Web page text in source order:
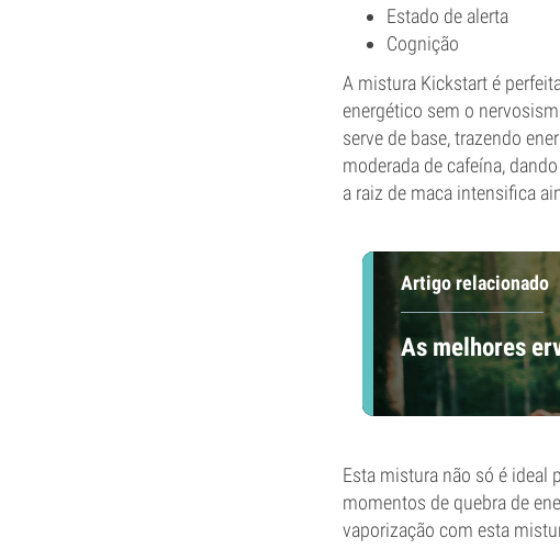
Estado de alerta
Cognição
A mistura Kickstart é
energético sem o
serve de base, trazendo
moderada de cafeína,
a raiz de maca intensifica
Artigo relacionado
As melhores
Esta mistura não só é ideal
momentos de quebra de
vaporização com esta